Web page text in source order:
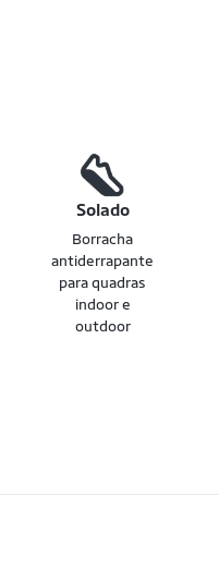
Solado
Borracha
antiderrapante
para quadras
indoor e
outdoor